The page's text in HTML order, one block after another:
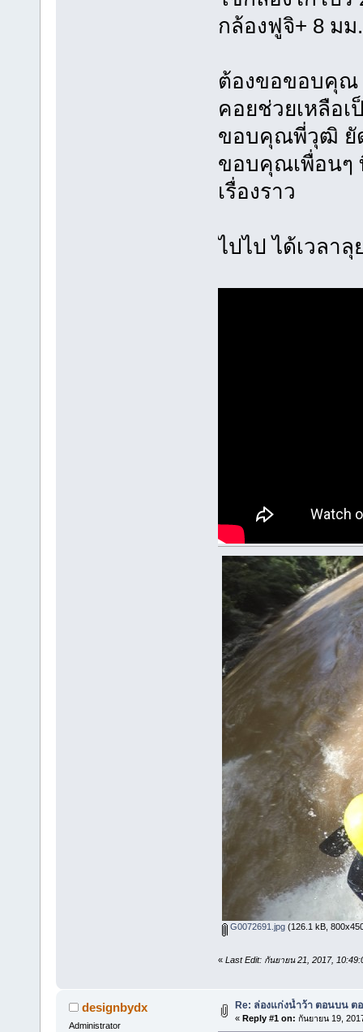
กล้องฟูจิ+ 8 มม
ต้องขอขอบคุณ
คอยช่วยเหลือเ
ขอบคุณพี่วุฒิ ยั
ขอบคุณเพื่อนๆ
เรื่องราว
ไปไป ได้เวลาลุ
G0072691.jpg(126.1 kB,
« Last Edit: กันยายน 21, 2017,
designbydx
Administrator
Re: ล่องแก่งน้ำว้า ตอนบน ต
« Reply #1 on: กันยายน 19,